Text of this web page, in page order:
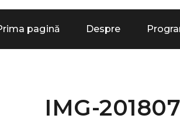
pagină Despre
IMG-